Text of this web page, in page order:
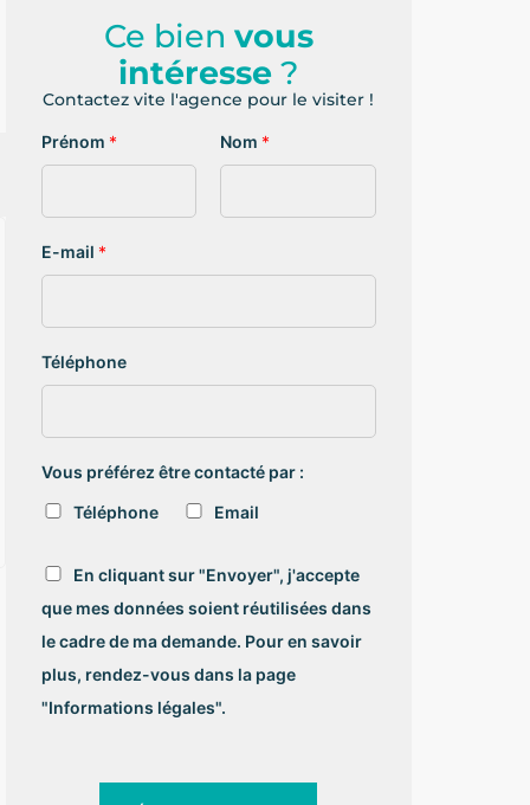
Ce bien vous
intéresse ?
Contactez vite l'agence pour le visiter !
Prénom * Nom *
E-mail *
Téléphone
Vous préférez être contacté par :
Téléphone
Email
R
G
P
D
*
En cliquant sur "Envoyer", j'accepte
que mes données soient réutilisées dans
le cadre de ma demande. Pour en savoir
plus, rendez-vous dans la page
"Informations légales".